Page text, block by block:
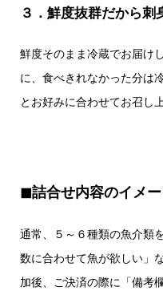
３．鮮度抜群だから刺
鮮度そのまま冷蔵でお届け
に、食べきれなかった分は
とお好みに合わせてお召し
◼︎詰合せ内容のイメ
通常、５～６種類の魚介類
数に合わせて魚が欲しい」
加後、ご決済の際に「備考